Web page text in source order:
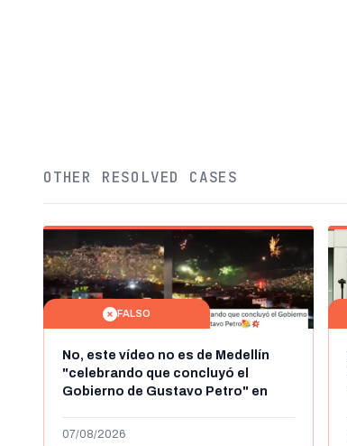
OTHER RESOLVED CASES
FALSO
No, este vídeo no es de Medellín
"celebrando que concluyó el
Gobierno de Gustavo Petro" en
de 2024
07/08/2026